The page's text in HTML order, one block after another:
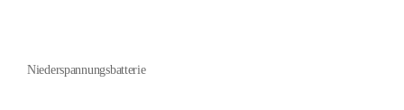
Niederspannungsbatterie